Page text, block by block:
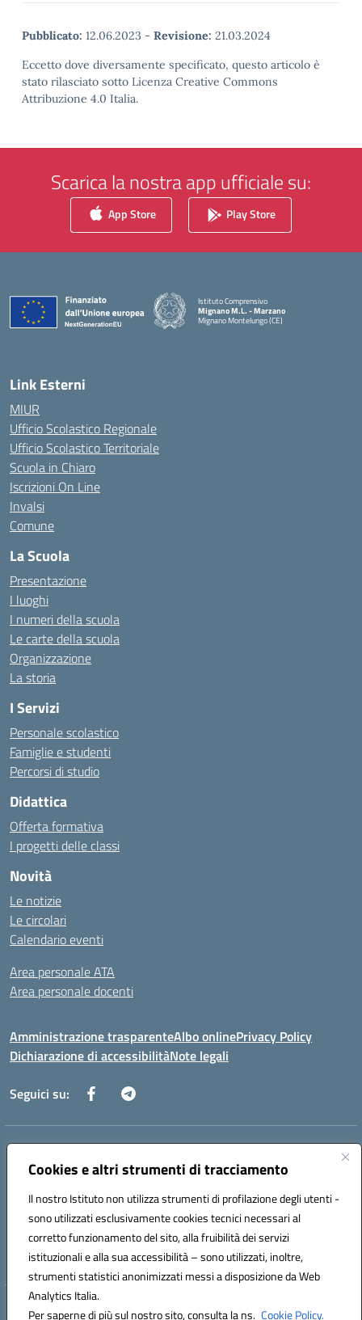
Cookies e altri strumenti di tracciamento
Il nostro Istituto non utilizza strumenti di profilazione degli utenti -
sono utilizzati esclusivamente cookies tecnici necessari al
corretto funzionamento del sito, alla fruibilità dei servizi
istituzionali e alla sua accessibilità – sono utilizzati, inoltre,
strumenti statistici anonimizzati messi a disposizione da Web
Analytics Italia.
Per saperne di più sul nostro sito, consulta la ns. Cookie Policy.
Pubblicato: 12.06.2023 - Revisione: 21.03.2024
Eccetto dove diversamente specificato, questo articolo è
stato rilasciato sotto Licenza Creative Commons
Attribuzione 4.0 Italia.
Scarica la nostra app ufficiale su:
App Store Play Store
Istituto Comprensivo
Mignano M.L. - Marzano
Mignano Montelungo (CE)
— Visita la pagina iniziale della scuola
Link Esterni
MIUR
Ufficio Scolastico Regionale
Ufficio Scolastico Territoriale
Scuola in Chiaro
Iscrizioni On Line
Invalsi
Comune
La Scuola
Presentazione
I luoghi
I numeri della scuola
Le carte della scuola
Organizzazione
La storia
I Servizi
Personale scolastico
Famiglie e studenti
Percorsi di studio
Didattica
Offerta formativa
I progetti delle classi
Novità
Le notizie
Le circolari
Calendario eventi
Area personale ATA
Area personale docenti
Amministrazione trasparenteAlbo onlinePrivacy Policy
Dichiarazione di accessibilitàNote legali
Seguici su:
Indirizzo:
Centralino:0823904424 Email:ceic8ax00c@istruzione.it
Codice fiscale: 95005860614
Codice meccanografico:
CEIC8AX00C
Codice Indice delle Pubbliche Amministrazioni (IPA): icsmm
Hosting & Powered by 3D Solution S.r.l.